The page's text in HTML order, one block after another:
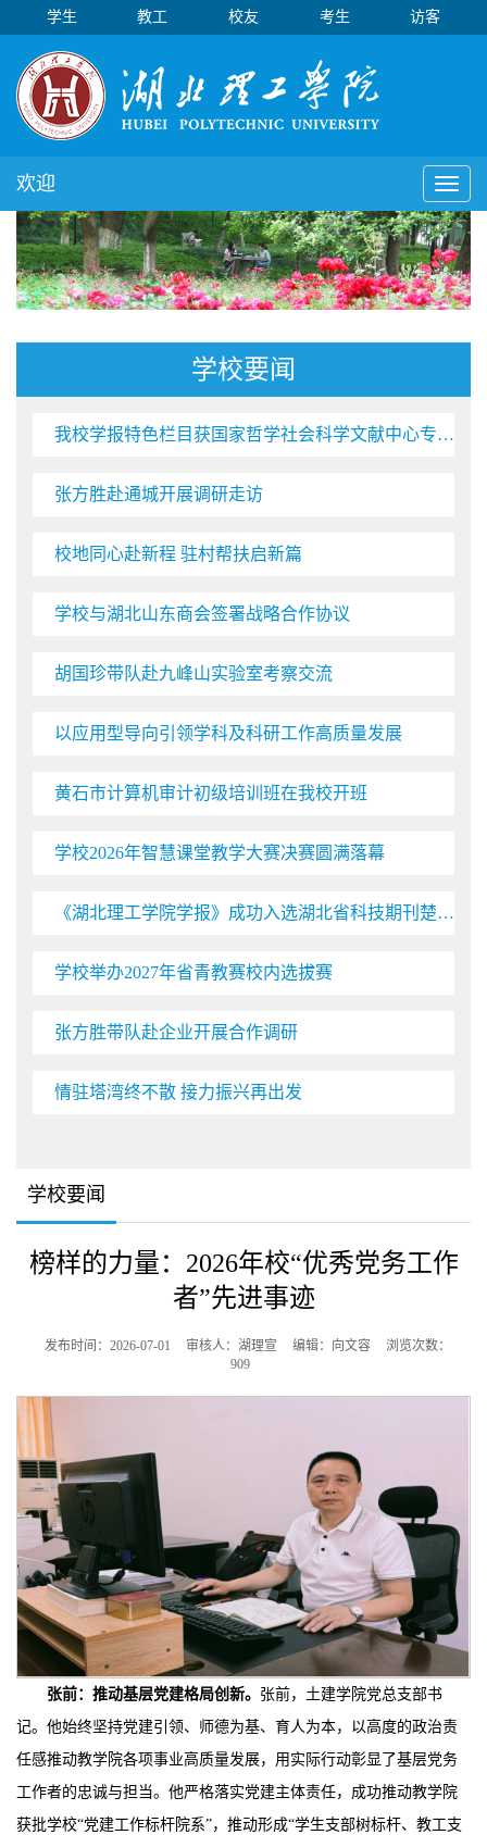
学生 教工 校友 考生 访客
Toggle
欢迎
学校要闻
我校学报特色栏目获国家哲学社会科学文献中心专题推荐
张方胜赴通城开展调研走访
校地同心赴新程 驻村帮扶启新篇
学校与湖北山东商会签署战略合作协议
胡国珍带队赴九峰山实验室考察交流
以应用型导向引领学科及科研工作高质量发展
黄石市计算机审计初级培训班在我校开班
学校2026年智慧课堂教学大赛决赛圆满落幕
《湖北理工学院学报》成功入选湖北省科技期刊楚天卓越行动计划
学校举办2027年省青教赛校内选拔赛
张方胜带队赴企业开展合作调研
情驻塔湾终不散 接力振兴再出发
学校要闻
榜样的力量：2026年校“优秀党务工作
者”先进事迹
发布时间：2026-07-01 审核人：湖理宣 编辑：向文容
浏览次数：
909
张前： 推动基层党建格局创新。 张前，土建学院党总支部书
记。他始终坚持党建引领、师德为基、育人为本，以高度的政治责
任感推动教学院各项事业高质量发展，用实际行动彰显了基层党务
工作者的忠诚与担当。他严格落实党建主体责任，成功推动教学院
获批学校“党建工作标杆院系”，推动形成“学生支部树标杆、教工支